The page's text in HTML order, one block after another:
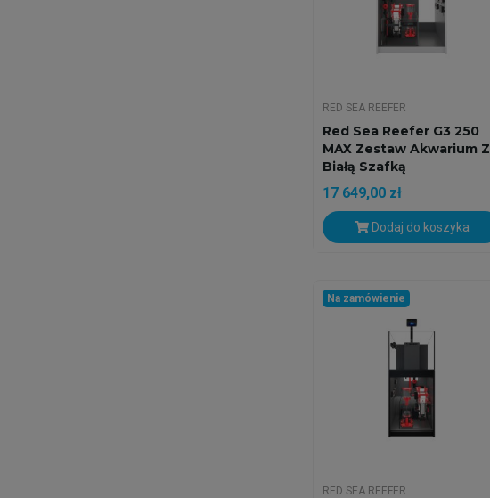
RED SEA REEFER
Red Sea Reefer G3 250
MAX Zestaw Akwarium Z
Białą Szafką
17 649,00 zł
Dodaj do koszyka
Na zamówienie
RED SEA REEFER